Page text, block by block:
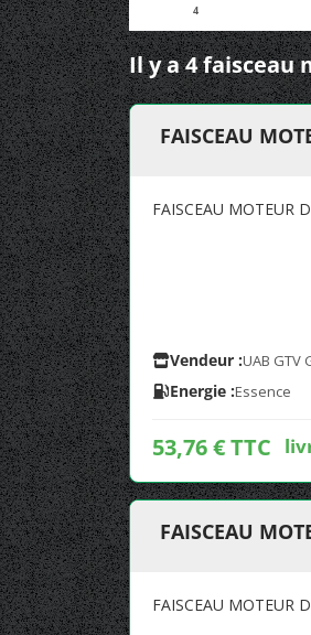
4
Il y a 4 faisceau
FAISCEAU
FAISCEAU MOTEUR
Vendeur :UAB GTV
Energie :Essence
53,76 € TTC
FAISCEAU
FAISCEAU MOTEUR